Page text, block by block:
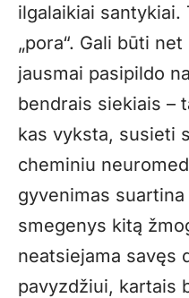
ilgalaikiai santykiai.
„pora“. Gali būti
jausmai pasipildo
bendrais siekiais –
kas vyksta, susieti
cheminiu
gyvenimas
smegenys kitą
neatsiejama savęs
pavyzdžiui, kartais